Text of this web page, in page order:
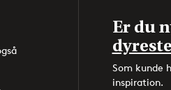
Er du
Som kunde
inspiration.